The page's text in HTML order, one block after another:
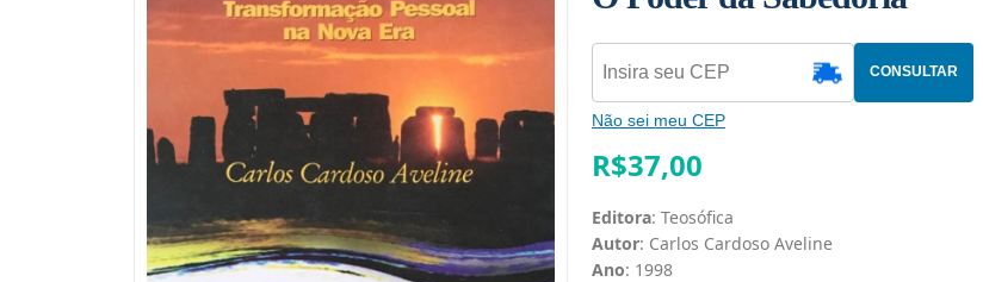
CONSULTAR
Não sei meu CEP
R$37,00
Editora: Teosófica
Autor: Carlos Cardoso Aveline
Ano: 1998